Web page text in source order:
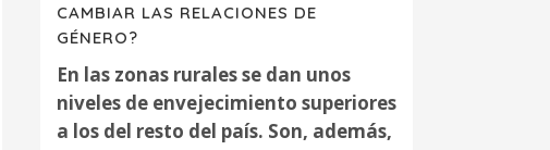
CAMBIAR LAS RELACIONES DE
GÉNERO?
En las zonas rurales se dan unos
niveles de envejecimiento superiores
a los del resto del país. Son, además,